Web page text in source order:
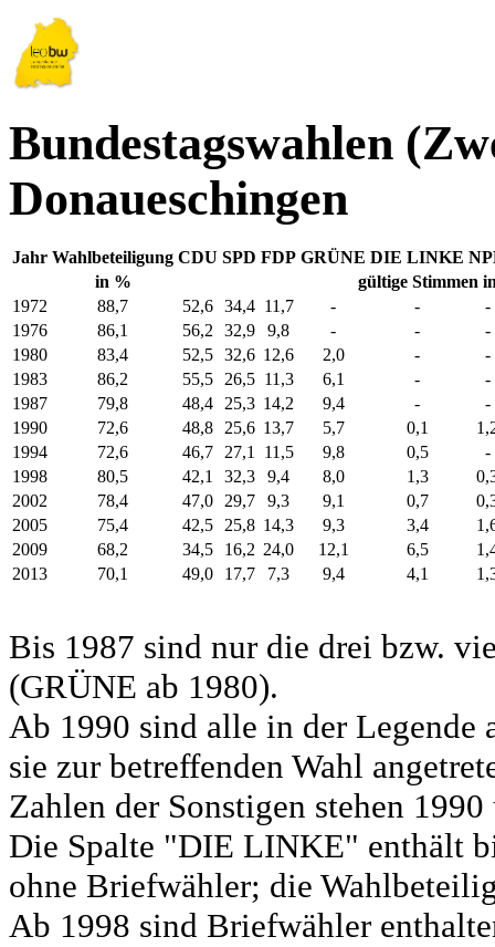
Bundestagswahlen
Donaueschingen
Jahr Wahlbeteiligung CDU SPD FDP GRÜNE DIE LINKE
in %
gültige Stimmen
1972
88,7 52,6 34,4 11,7 - -
-
1976
86,1 56,2 32,9 9,8 - -
-
1980
83,4 52,5 32,6 12,6 2,0 -
-
1983
86,2 55,5 26,5 11,3 6,1 -
-
1987
79,8 48,4 25,3 14,2 9,4 -
-
1990
72,6 48,8 25,6 13,7 5,7 0,1
1994
72,6 46,7 27,1 11,5 9,8 0,5
-
1998
80,5 42,1 32,3 9,4 8,0 1,3
2002
78,4 47,0 29,7 9,3 9,1 0,7
2005
75,4 42,5 25,8 14,3 9,3 3,4
2009
68,2 34,5 16,2 24,0 12,1 6,5
2013
70,1 49,0 17,7 7,3 9,4 4,1
Bis 1987 sind nur die drei bzw.
(GRÜNE ab 1980).
Ab 1990 sind alle in der Legende
sie zur betreffenden Wahl
Zahlen der Sonstigen stehen
Die Spalte "DIE LINKE" enthält
ohne Briefwähler; die
Ab 1998 sind Briefwähler